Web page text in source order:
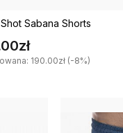
Sabana Shorts
190.00zł (-8%)